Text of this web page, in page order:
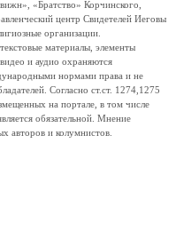
«Братство» Корчинского,
центр Свидетелей Иеговы
организации.
материалы, элементы
и аудио охраняются
нормами права и не
Согласно ст.ст. 1274,1275
на портале, в том числе
обязательной. Мнение
авторов и колумнистов.